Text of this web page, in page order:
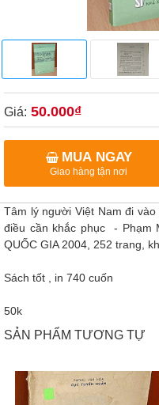
Giá: 50.000₫
MUA NGAY
Giao hàng tận nơi
Tâm lý người Việt Nam đi vào
điều cần khắc phục - Phạm
QUỐC GIA 2004, 252 trang,
Sách tốt , in 740 cuốn
50k
SẢN PHẨM TƯƠNG TỰ